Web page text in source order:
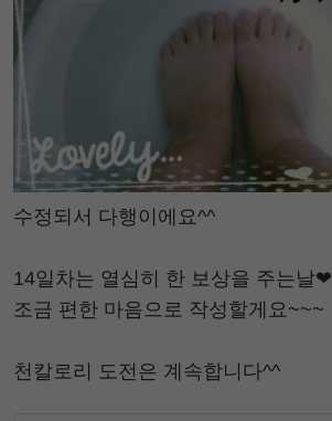
수정되서 다행이에요^^
14일차는 열심히 한 보상을 주는날❤
조금 편한 마음으로 작성할게요~~~
천칼로리 도전은 계속합니다^^